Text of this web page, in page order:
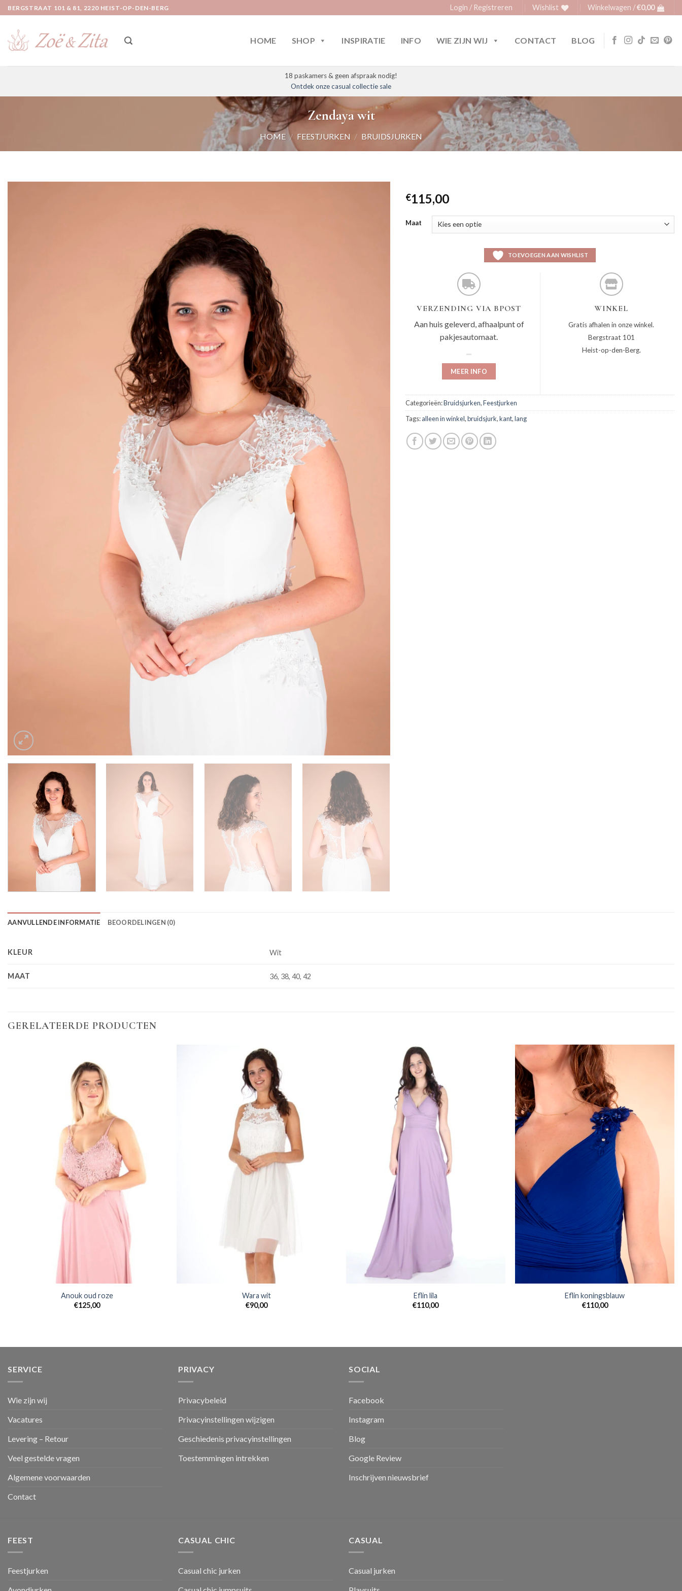
Ga
naar
inhoud
BERGSTRAAT 101 & 81, 2220 HEIST-OP-DEN-BERG Login / Registreren Wishlist Winkelwagen /€0,00
HOME SHOP INSPIRATIE INFO WIE ZIJN WIJ CONTACT BLOG
18 paskamers & geen afspraak nodig!
Ontdek onze casual collectie sale
Zendaya wit
HOME / FEESTJURKEN / BRUIDSJURKEN
€115,00
Maat
TOEVOEGEN AAN WISHLIST
VERZENDING VIA BPOST
Aan huis geleverd, afhaalpunt of
pakjesautomaat.
MEER INFO
WINKEL
Gratis afhalen in onze winkel.
Bergstraat 101
Heist-op-den-Berg.
Categorieën:Bruidsjurken,Feestjurken
Tags:alleen in winkel,bruidsjurk,kant,lang
AANVULLENDE INFORMATIE BEOORDELINGEN (0)
KLEUR Wit
MAAT 36, 38, 40, 42
GERELATEERDE PRODUCTEN
Anouk oud roze
€125,00
Wara wit
€90,00
Eflin lila
€110,00
Eflin koningsblauw
€110,00
SERVICE
Wie zijn wij
Vacatures
Levering – Retour
Veel gestelde vragen
Algemene voorwaarden
Contact
PRIVACY
Privacybeleid
Privacyinstellingen wijzigen
Geschiedenis privacyinstellingen
Toestemmingen intrekken
SOCIAL
Facebook
Instagram
Blog
Google Review
Inschrijven nieuwsbrief
FEEST
Feestjurken
CASUAL CHIC
Casual chic jurken
CASUAL
Casual jurken